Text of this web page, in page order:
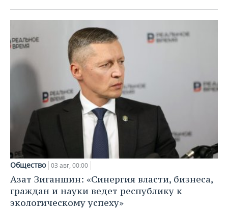
Общество 03 авг, 00:00
Азат Зиганшин: «Синергия власти, бизнеса,
граждан и науки ведет республику к
экологическому успеху»